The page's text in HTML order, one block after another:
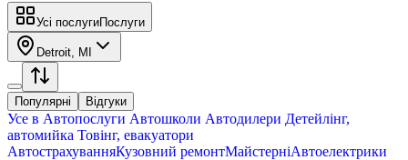
Усі послугиПослуги
Detroit, MI
Популярні Відгуки
Усе в Автопослуги Автошколи Автодилери Детейлінг,
автомийка Товінг, евакуатори
АвтострахуванняКузовний ремонтМайстерніАвтоелектрики